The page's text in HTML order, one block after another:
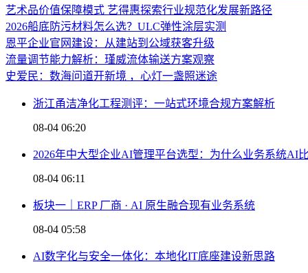
艺术品价值保障模式 艺得惠探索行业规范化发展新路径
2026船底防污材料怎么选？ULC弹性涂层实测
恩平企业官网建设：从建站到公域获客升级
流量调节能力解析：瑾威流体输送方案观察
史爱民：数海问道开新境 ，心灯一盏照迷途
浙江甬洁净化工程测评：一站式环境合规方案解析
08-04 06:20
2026年中大型企业AI管理平台选型：为什么业务系统AI
08-04 06:11
板块一｜ERP 厂商 · AI 原生融合现有业务系统
08-04 05:58
AI数字化与安全一体化：本地化IT底座建设新思路